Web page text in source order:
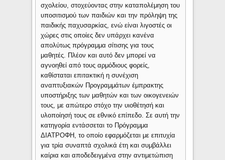
σχολείου, στοχεύοντας στην καταπολέμηση του
υποσιτισμού των παιδιών και την πρόληψη της
παιδικής παχυσαρκίας, ενώ είναι λιγοστές οι
χώρες στις οποίες δεν υπάρχει κανένα
απολύτως πρόγραμμα σίτισης για τους
μαθητές. Πλέον και αυτό δεν μπορεί να
αγνοηθεί από τους αρμόδιους φορείς,
καθίσταται επιτακτική η συνέχιση
αναπτυξιακών Προγραμμάτων έμπρακτης
υποστήριξης των μαθητών και των οικογενειών
τους, με απώτερο στόχο την υιοθέτησή και
υλοποίησή τους σε εθνικό επίπεδο. Σε αυτή την
κατηγορία εντάσσεται το Πρόγραμμα
ΔΙΑΤΡΟΦΗ, το οποίο εφαρμόζεται με επιτυχία
για τρία συναπτά σχολικά έτη και συμβάλλει
καίρια και αποδεδειγμένα στην αντιμετώπιση